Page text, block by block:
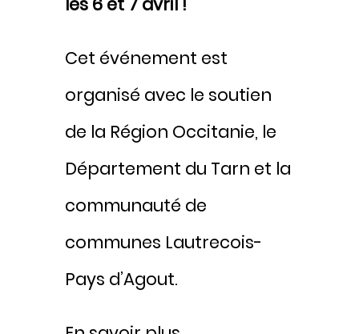
Cet événement est
organisé avec le soutien
de la Région Occitanie, le
Département du Tarn et la
communauté de
communes Lautrecois-
Pays d’Agout.